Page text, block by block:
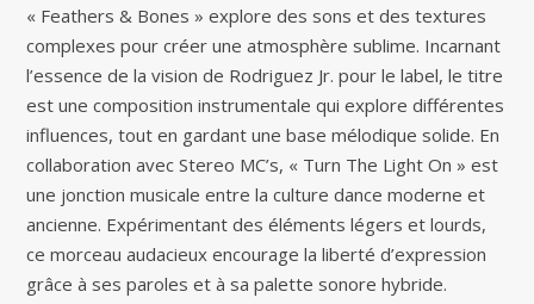
« Feathers & Bones » explore des sons et des textures
complexes pour créer une atmosphère sublime. Incarnant
l’essence de la vision de Rodriguez Jr. pour le label, le titre
est une composition instrumentale qui explore différentes
influences, tout en gardant une base mélodique solide. En
collaboration avec Stereo MC’s, « Turn The Light On » est
une jonction musicale entre la culture dance moderne et
ancienne. Expérimentant des éléments légers et lourds,
ce morceau audacieux encourage la liberté d’expression
grâce à ses paroles et à sa palette sonore hybride.